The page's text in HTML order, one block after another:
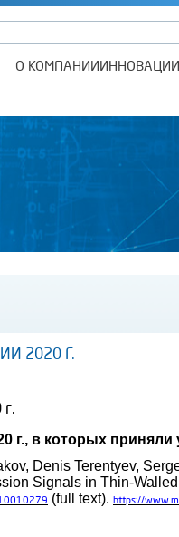
О КОМПАНИИ ИННОВАЦИИ
2020 Г.
г., в которых
Denis Terentyev,
Signals in Thin-
(full text). https://